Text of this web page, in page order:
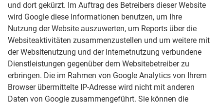
und dort gekürzt. Im Auftrag des Betreibers dieser Website
wird Google diese Informationen benutzen, um Ihre
Nutzung der Website auszuwerten, um Reports über die
Websiteaktivitäten zusammenzustellen und um weitere mit
der Websitenutzung und der Internetnutzung verbundene
Dienstleistungen gegenüber dem Websitebetreiber zu
erbringen. Die im Rahmen von Google Analytics von Ihrem
Browser übermittelte IP-Adresse wird nicht mit anderen
Daten von Google zusammengeführt. Sie können die